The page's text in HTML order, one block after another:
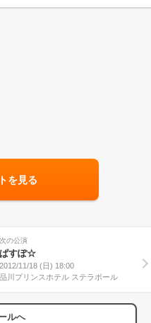
を見る
次の公演
ぱすぽ☆
2012/11/18 (日) 18:00
品川プリンスホテル ステラボール
ルへ